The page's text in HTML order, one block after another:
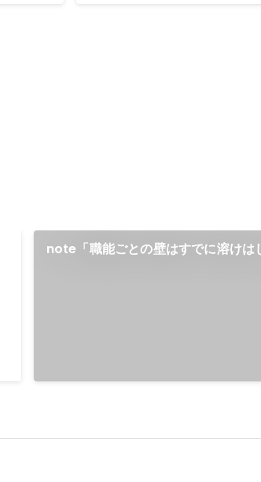
note「職能ごとの壁はすでに溶けは